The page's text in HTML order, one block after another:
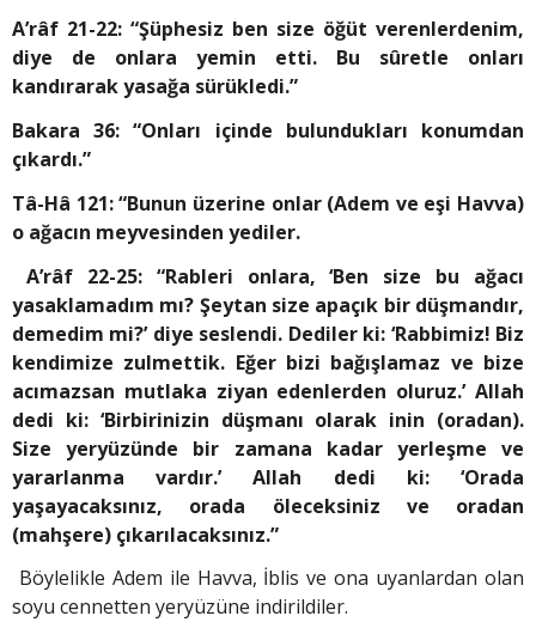
A’râf 21-22: “Şüphesiz ben size öğüt verenlerde­nim,
diye de onlara yemin etti. Bu sûretle onları
kandırarak yasağa sürükledi.”
Bakara 36: “Onları içinde bulundukları ko­numdan
çıkardı.”
Tâ-Hâ 121: “Bunun üzerine onlar (Adem ve eşi Havva)
o ağacın meyvesinden yediler.
A’râf 22-25: “Rableri onlara, ‘Ben size bu ağacı
yasaklamadım mı? Şeytan size apaçık bir düşmandır,
demedim mi?’ diye seslendi. Dediler ki: ‘Rabbimiz! Biz
kendimize zulmet­tik. Eğer bizi bağışlamaz ve bize
acımazsan mutlaka ziyan edenlerden oluruz.’ Allah
dedi ki: ‘Birbirinizin düşmanı olarak inin (oradan).
Size yeryüzünde bir zamana kadar yerleşme ve
yararlanma vardır.’ Allah dedi ki: ‘Orada
yaşayacaksınız, orada öleceksiniz ve oradan
(mahşere) çıkarılacaksınız.”
Böylelikle Adem ile Havva, İblis ve ona uyanlardan olan
soyu cennetten yeryüzüne indirildiler.